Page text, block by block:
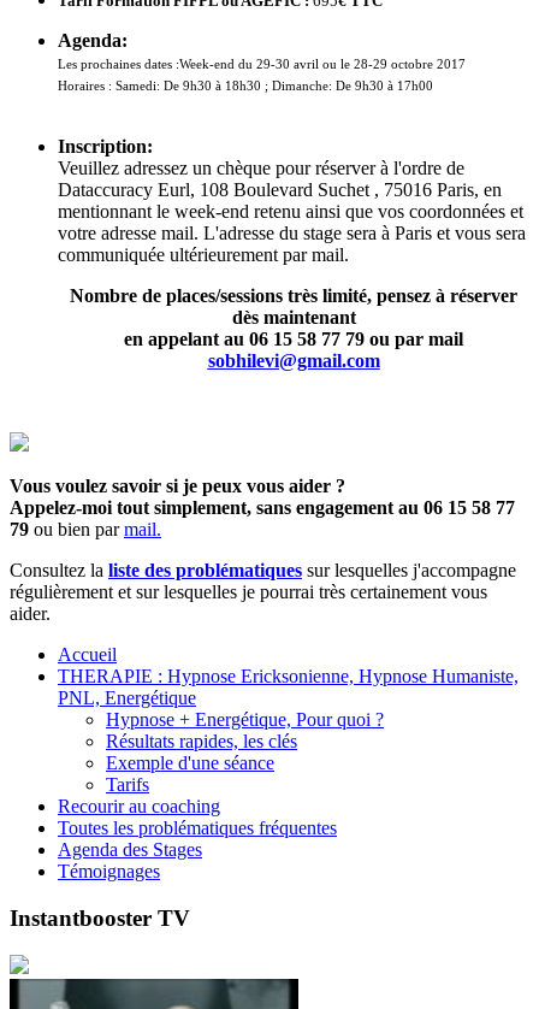
Agenda:
Les prochaines dates :Week-end du 29-30 avril ou le 28-29 octobre 2017
Horaires : Samedi: De 9h30 à 18h30 ; Dimanche: De 9h30 à 17h00
Inscription:
Veuillez adressez un chèque pour réserver à l'ordre de
Dataccuracy Eurl, 108 Boulevard Suchet , 75016 Paris, en
mentionnant le week-end retenu ainsi que vos coordonnées et
votre adresse mail. L'adresse du stage sera à Paris et vous sera
communiquée ultérieurement par mail.
Nombre de places/sessions très limité, pensez à réserver
dès maintenant
en appelant au 06 15 58 77 79 ou par mail
sobhilevi@gmail.com
Vous voulez savoir si je peux vous aider ?
Appelez-moi tout simplement, sans engagement au 06 15 58 77
79 ou bien parmail.
Consultez la liste des problématiques sur lesquelles j'accompagne
régulièrement et sur lesquelles je pourrai très certainement vous
aider.
Accueil
THERAPIE : Hypnose Ericksonienne, Hypnose Humaniste,
PNL, Energétique
Hypnose + Energétique, Pour quoi ?
Résultats rapides, les clés
Exemple d'une séance
Tarifs
Recourir au coaching
Toutes les problématiques fréquentes
Agenda des Stages
Témoignages
Instantbooster TV